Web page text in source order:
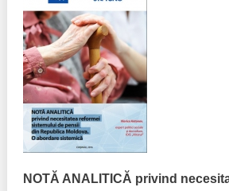
NOTĂ ANALITICĂ privind